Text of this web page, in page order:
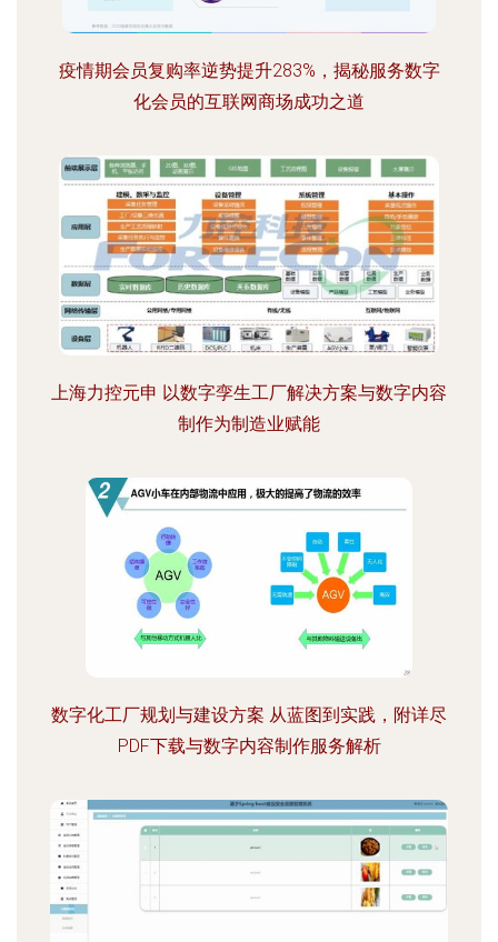
疫情期会员复购率逆势提升283%，揭秘服务数字
化会员的互联网商场成功之道
上海力控元申 以数字孪生工厂解决方案与数字内容
制作为制造业赋能
数字化工厂规划与建设方案 从蓝图到实践，附详尽
PDF下载与数字内容制作服务解析